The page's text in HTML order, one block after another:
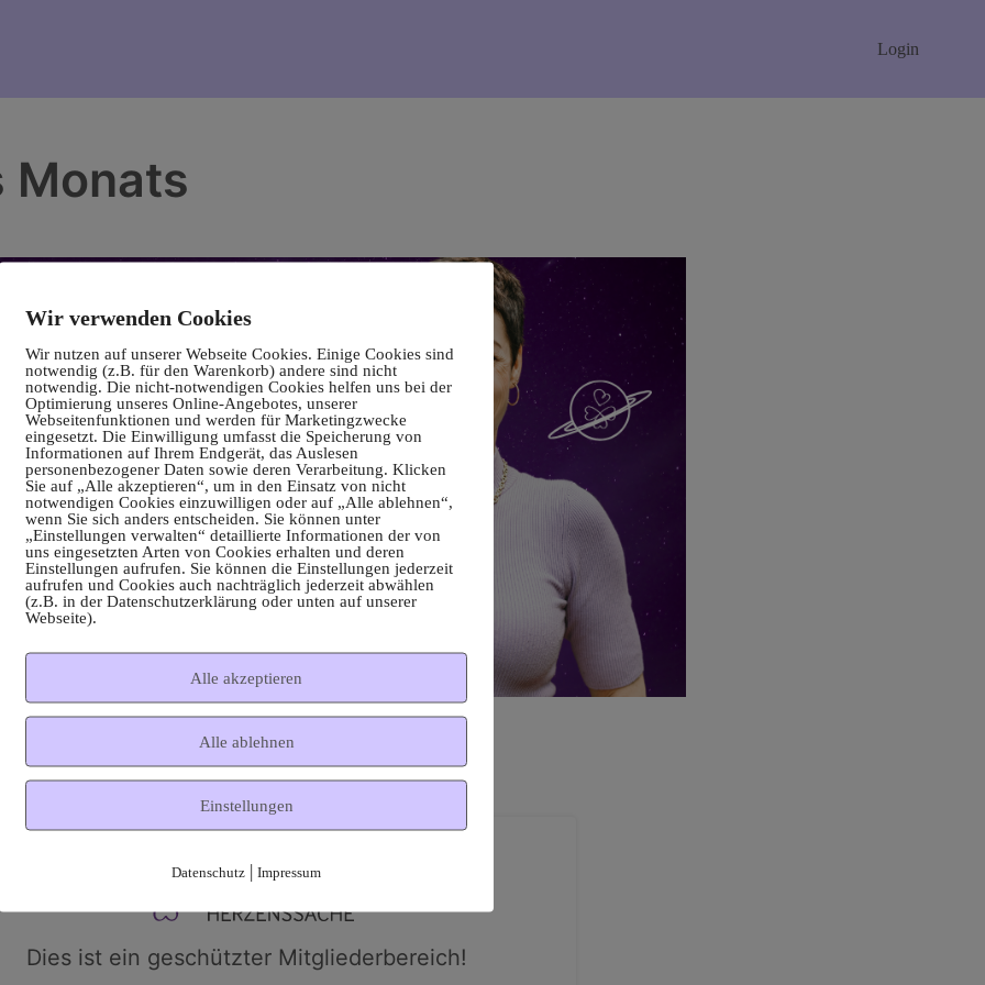
Login
Monats
Dies ist ein geschützter Mitgliederbereich!
Wir verwenden Cookies
Wir nutzen auf unserer Webseite Cookies. Einige Cookies sind
notwendig (z.B. für den Warenkorb) andere sind nicht
notwendig. Die nicht-notwendigen Cookies helfen uns bei der
Optimierung unseres Online-Angebotes, unserer
Webseitenfunktionen und werden für Marketingzwecke
eingesetzt. Die Einwilligung umfasst die Speicherung von
Informationen auf Ihrem Endgerät, das Auslesen
personenbezogener Daten sowie deren Verarbeitung. Klicken
Sie auf „Alle akzeptieren“, um in den Einsatz von nicht
notwendigen Cookies einzuwilligen oder auf „Alle ablehnen“,
wenn Sie sich anders entscheiden. Sie können unter
„Einstellungen verwalten“ detaillierte Informationen der von
uns eingesetzten Arten von Cookies erhalten und deren
Einstellungen aufrufen. Sie können die Einstellungen jederzeit
aufrufen und Cookies auch nachträglich jederzeit abwählen
(z.B. in der Datenschutzerklärung oder unten auf unserer
Webseite).
Alle akzeptieren
Alle ablehnen
Einstellungen
Datenschutz | Impressum